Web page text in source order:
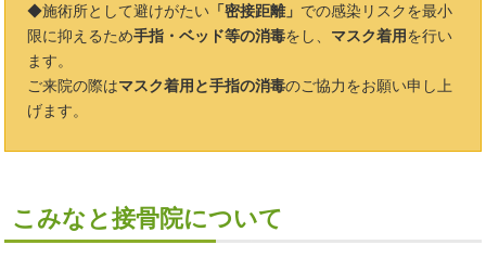
◆施術所として避けがたい 「密接距離」 での感染リスクを最小
限に抑えるため手指・ベッド等の消毒をし、 マスク着用を行い
ます。
ご来院の際はマスク着用と手指の消毒のご協力をお願い申し上
げます。
こみなと接骨院について